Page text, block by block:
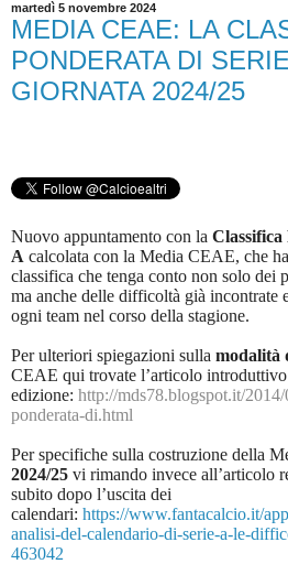
martedì 5 novembre 2024
MEDIA CEAE: LA
PONDERATA DI
GIORNATA 2024/25
Nuovo appuntamento con la Classifica
A calcolata con la Media CEAE, che
classifica che tenga conto non solo dei
ma anche delle difficoltà già incontrate
ogni team nel corso della stagione.
Per ulteriori spiegazioni sulla modalità
CEAE qui trovate l’articolo
edizione: http://mds78.blogspot.it/
ponderata-di.html
Per specifiche sulla costruzione della
2024/25 vi rimando invece all’articolo
subito dopo l’uscita dei
calendari: https://www.fantacalcio.it/
analisi-del-calendario-di-serie-a-le-
463042